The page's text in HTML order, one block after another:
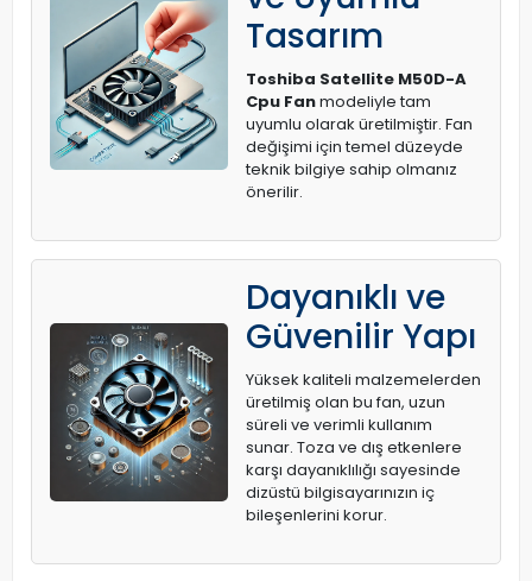
Tasarım
Toshiba Satellite M50D-A
Cpu Fanmodeliyle tam
uyumlu olarak üretilmiştir. Fan
değişimi için temel düzeyde
teknik bilgiye sahip olmanız
önerilir.
Dayanıklı ve
Güvenilir Yapı
Yüksek kaliteli malzemelerden
üretilmiş olan bu fan, uzun
süreli ve verimli kullanım
sunar. Toza ve dış etkenlere
karşı dayanıklılığı sayesinde
dizüstü bilgisayarınızın iç
bileşenlerini korur.